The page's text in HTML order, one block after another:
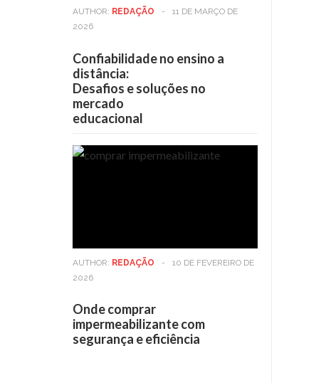
AUTHOR: REDAÇÃO -
11 DE MARÇO DE
2026
Confiabilidade no ensino a
distância:
Desafios e soluções no
mercado
educacional
AUTHOR: REDAÇÃO -
10 DE FEVEREIRO DE
2026
Onde comprar
impermeabilizante com
segurança e eficiência